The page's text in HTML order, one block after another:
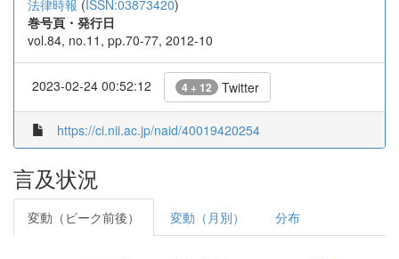
法律時報 (ISSN:03873420)
巻号頁・発行日
vol.84, no.11, pp.70-77, 2012-10
2023-02-24 00:52:12 4 + 12 Twitter
https://ci.nii.ac.jp/naid/40019420254
言及状況
変動（ピーク前後） 変動（月別） 分布